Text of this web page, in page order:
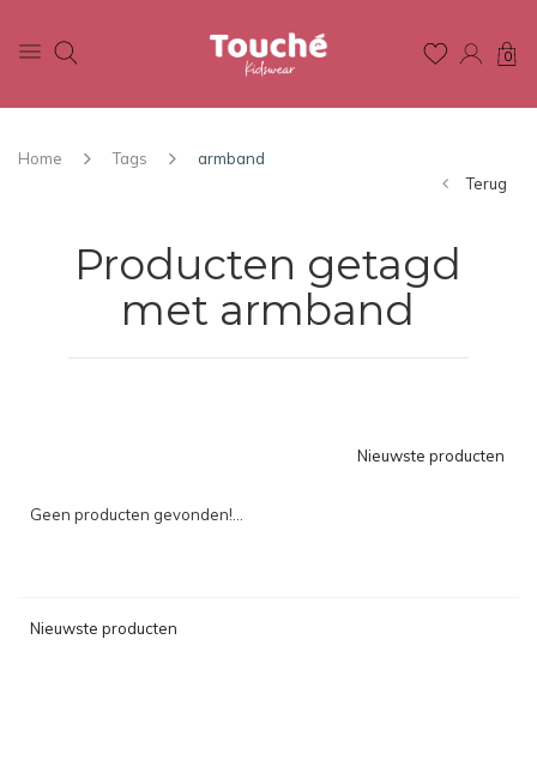
0
Home Tags
armband
Terug
Producten getagd
met armband
Nieuwste producten
Geen producten gevonden!...
Nieuwste producten